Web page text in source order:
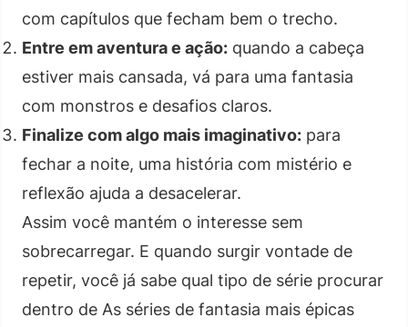
com capítulos que fecham bem o trecho.
Entre em aventura e ação: quando a cabeça
estiver mais cansada, vá para uma fantasia
com monstros e desafios claros.
Finalize com algo mais imaginativo: para
fechar a noite, uma história com mistério e
reflexão ajuda a desacelerar.
Assim você mantém o interesse sem
sobrecarregar. E quando surgir vontade de
repetir, você já sabe qual tipo de série procurar
dentro de As séries de fantasia mais épicas